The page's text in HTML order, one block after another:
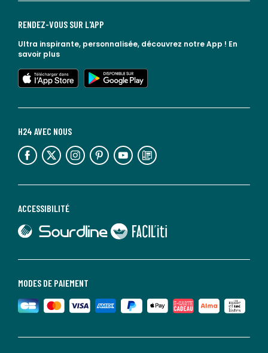
MODES DE PAIEMENT
ACCESSIBILITÉ
lien vers Faciliti
H24 AVEC NOUS
lien vers l'espace réseaux sociaux lien vers l'espace réseaux sociaux lien vers l'espace réseaux sociaux lien vers l'espace réseaux sociaux lien vers l'espace réseaux sociaux lien vers le blog la redoute
RENDEZ-VOUS SUR L'APP
Ultra inspirante, personnalisée, découvrez notre App ! En
savoir plus
lien vers l'app store
lien vers google play